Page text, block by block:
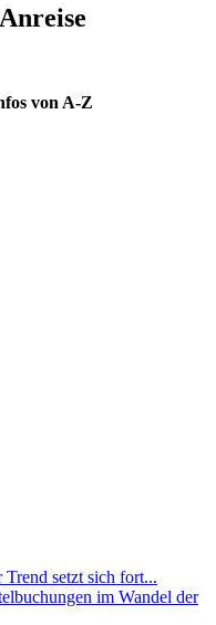
von A-Z
setzt sich fort...
im Wandel der